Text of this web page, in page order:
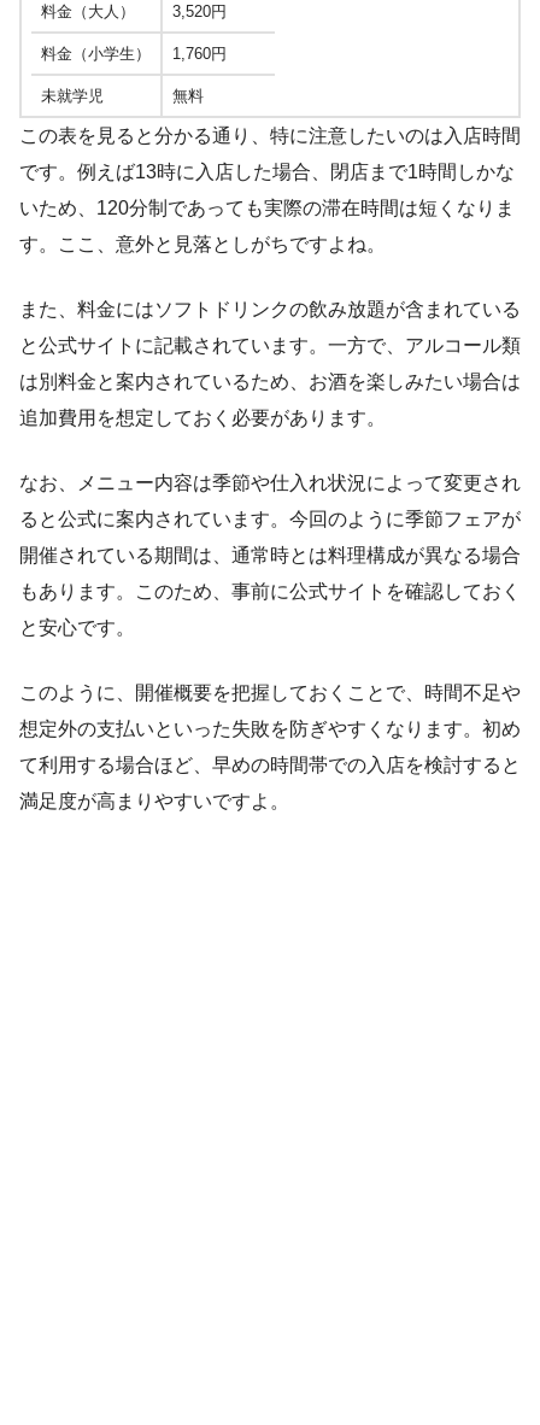
料金（大人） 3,520円
料金（小学生） 1,760円
未就学児 無料
この表を見ると分かる通り、特に注意したいのは入店時間
です。例えば13時に入店した場合、閉店まで1時間しかな
いため、120分制であっても実際の滞在時間は短くなりま
す。ここ、意外と見落としがちですよね。
また、料金にはソフトドリンクの飲み放題が含まれている
と公式サイトに記載されています。一方で、アルコール類
は別料金と案内されているため、お酒を楽しみたい場合は
追加費用を想定しておく必要があります。
なお、メニュー内容は季節や仕入れ状況によって変更され
ると公式に案内されています。今回のように季節フェアが
開催されている期間は、通常時とは料理構成が異なる場合
もあります。このため、事前に公式サイトを確認しておく
と安心です。
このように、開催概要を把握しておくことで、時間不足や
想定外の支払いといった失敗を防ぎやすくなります。初め
て利用する場合ほど、早めの時間帯での入店を検討すると
満足度が高まりやすいですよ。